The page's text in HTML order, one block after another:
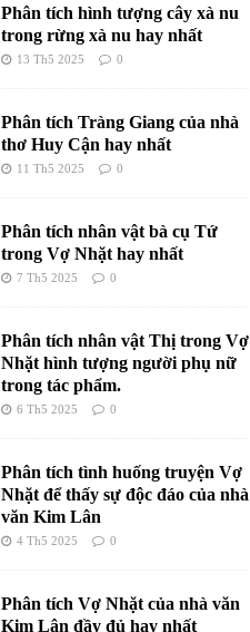
Phân tích hình tượng cây xà nu
trong rừng xà nu hay nhất
13 Th5 2025 0
Phân tích Tràng Giang của nhà
thơ Huy Cận hay nhất
11 Th5 2025 0
Phân tích nhân vật bà cụ Tứ
trong Vợ Nhặt hay nhất
7 Th5 2025 0
Phân tích nhân vật Thị trong Vợ
Nhặt hình tượng người phụ nữ
trong tác phẩm.
6 Th5 2025 0
Phân tích tình huống truyện Vợ
Nhặt để thấy sự độc đáo của nhà
văn Kim Lân
4 Th5 2025 0
Phân tích Vợ Nhặt của nhà văn
Kim Lân đầy đủ hay nhất